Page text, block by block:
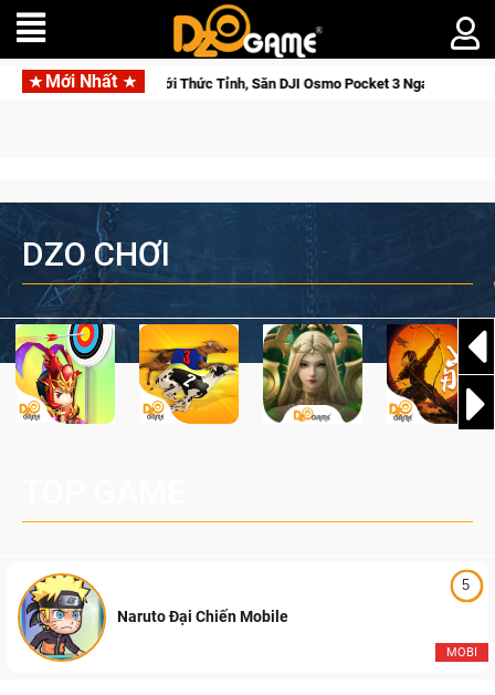
Mới Nhất
Saga: Cửu Giới Thức Tỉnh, Săn DJI Osmo Pocket 3 Ngay Hôm Nay
DZO CHƠI
5
MOBI
Naruto Đại Chiến Mobile